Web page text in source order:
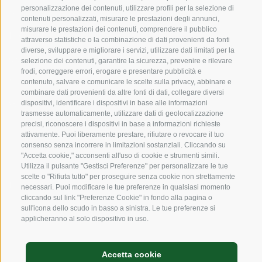
personalizzazione dei contenuti, utilizzare profili per la selezione di
contenuti personalizzati, misurare le prestazioni degli annunci,
misurare le prestazioni dei contenuti, comprendere il pubblico
attraverso statistiche o la combinazione di dati provenienti da fonti
diverse, sviluppare e migliorare i servizi, utilizzare dati limitati per la
selezione dei contenuti, garantire la sicurezza, prevenire e rilevare
frodi, correggere errori, erogare e presentare pubblicità e
contenuto, salvare e comunicare le scelte sulla privacy, abbinare e
combinare dati provenienti da altre fonti di dati, collegare diversi
dispositivi, identificare i dispositivi in base alle informazioni
trasmesse automaticamente, utilizzare dati di geolocalizzazione
precisi, riconoscere i dispositivi in base a informazioni richieste
attivamente. Puoi liberamente prestare, rifiutare o revocare il tuo
consenso senza incorrere in limitazioni sostanziali. Cliccando su
"Accetta cookie," acconsenti all'uso di cookie e strumenti simili.
Utilizza il pulsante "Gestisci Preferenze" per personalizzare le tue
scelte o "Rifiuta tutto" per proseguire senza cookie non strettamente
necessari. Puoi modificare le tue preferenze in qualsiasi momento
cliccando sul link "Preferenze Cookie" in fondo alla pagina o
sull'icona dello scudo in basso a sinistra. Le tue preferenze si
applicheranno al solo dispositivo in uso.
Accetta cookie
Sostensibilità
Prodotti e Marchi
Codice etico
Modello organizzativo
Whistleblowing
SOCIAL MEDIA
LinkedIn
Credits